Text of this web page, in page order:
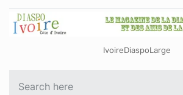
IvoireDiaspoLarge